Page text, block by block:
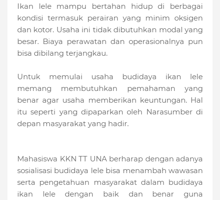
Ikan lele mampu bertahan hidup di berbagai
kondisi termasuk perairan yang minim oksigen
dan kotor. Usaha ini tidak dibutuhkan modal yang
besar. Biaya perawatan dan operasionalnya pun
bisa dibilang terjangkau.
Untuk memulai usaha budidaya ikan lele
memang membutuhkan pemahaman yang
benar agar usaha memberikan keuntungan. Hal
itu seperti yang dipaparkan oleh Narasumber di
depan masyarakat yang hadir.
Mahasiswa KKN TT UNA berharap dengan adanya
sosialisasi budidaya lele bisa menambah wawasan
serta pengetahuan masyarakat dalam budidaya
ikan lele dengan baik dan benar guna